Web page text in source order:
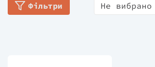
Фільтри Не вибрано